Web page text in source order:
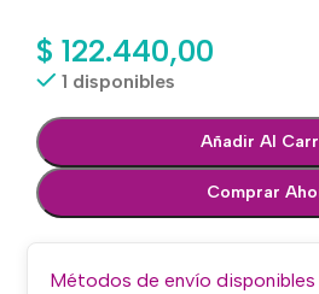
$ 122.440,00
1 disponibles
Añadir Al
Comprar
Métodos de envío disponibles